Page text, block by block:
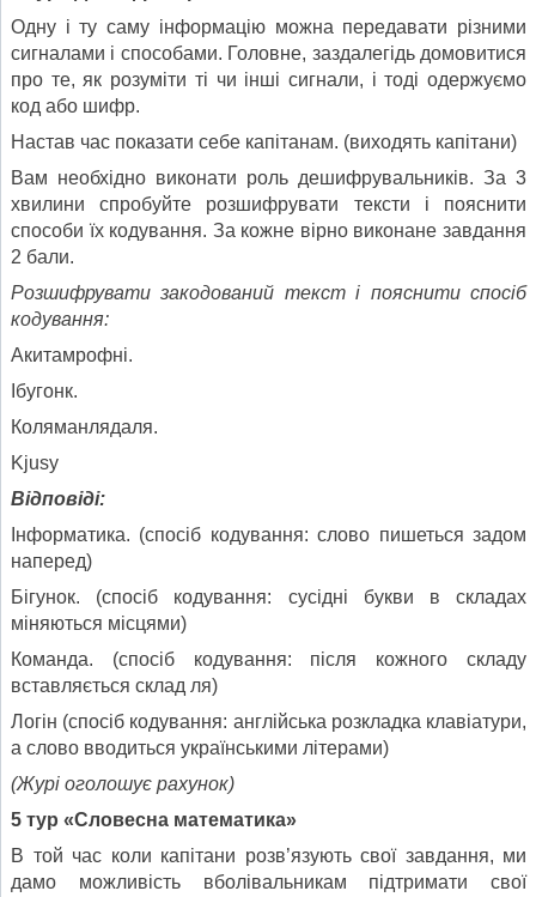
Одну і ту саму інформацію можна передавати різними
сигналами і способами. Головне, заздалегідь домовитися
про те, як розуміти ті чи інші сигнали, і тоді одержуємо
код або шифр.
Настав час показати себе капітанам. (виходять капітани)
Вам необхідно виконати роль дешифрувальників. За 3
хвилини спробуйте розшифрувати тексти і пояснити
способи їх кодування. За кожне вірно виконане завдання
2 бали.
Розшифрувати закодований текст і пояснити спосіб
кодування:
Акитамрофні.
Ібугонк.
Коляманлядаля.
Kjusy
Відповіді:
Інформатика. (спосіб кодування: слово пишеться задом
наперед)
Бігунок. (спосіб кодування: сусідні букви в складах
міняються місцями)
Команда. (спосіб кодування: після кожного складу
вставляється склад ля)
Логін (спосіб кодування: англійська розкладка клавіатури,
а слово вводиться українськими літерами)
(Журі оголошує рахунок)
5 тур «Словесна математика»
В той час коли капітани розв’язують свої завдання, ми
дамо можливість вболівальникам підтримати свої